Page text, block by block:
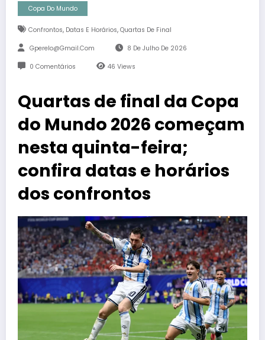
Copa Do Mundo
Confrontos, Datas E Horários, Quartas De Final
Gperelo@gmail.com 8 De Julho De 2026
0 Comentários 46 Views
Quartas de final da Copa
do Mundo 2026 começam
nesta quinta-feira;
confira datas e horários
dos confrontos